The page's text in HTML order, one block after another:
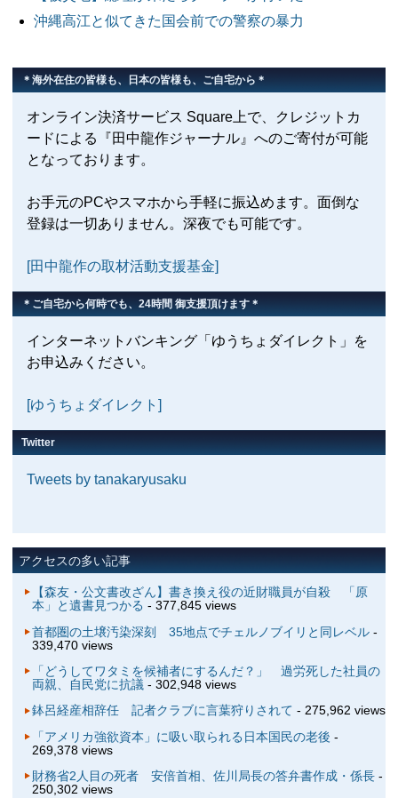
沖縄高江と似てきた国会前での警察の暴力
＊海外在住の皆様も、日本の皆様も、ご自宅から＊
オンライン決済サービス Square上で、クレジットカ
ードによる『田中龍作ジャーナル』へのご寄付が可能
となっております。
お手元のPCやスマホから手軽に振込めます。面倒な
登録は一切ありません。深夜でも可能です。
[田中龍作の取材活動支援基金]
＊ご自宅から何時でも、24時間 御支援頂けます＊
インターネットバンキング「ゆうちょダイレクト」を
お申込みください。
[ゆうちょダイレクト]
Twitter
Tweets by tanakaryusaku
アクセスの多い記事
【森友・公文書改ざん】書き換え役の近財職員が自殺 「原
本」と遺書見つかる - 377,845 views
首都圏の土壌汚染深刻 35地点でチェルノブイリと同レベル-
339,470 views
「どうしてワタミを候補者にするんだ？」 過労死した社員の
両親、自民党に抗議 - 302,948 views
鉢呂経産相辞任 記者クラブに言葉狩りされて - 275,962 views
「アメリカ強欲資本」に吸い取られる日本国民の老後 -
269,378 views
財務省2人目の死者 安倍首相、佐川局長の答弁書作成・係長-
250,302 views